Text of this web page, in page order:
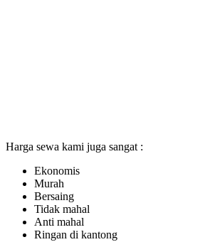
Harga sewa kami juga sangat :
Ekonomis
Murah
Bersaing
Tidak mahal
Anti mahal
Ringan di kantong